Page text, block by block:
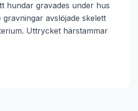
hundar gravades under hus
avslöjade skelett
Uttrycket härstammar